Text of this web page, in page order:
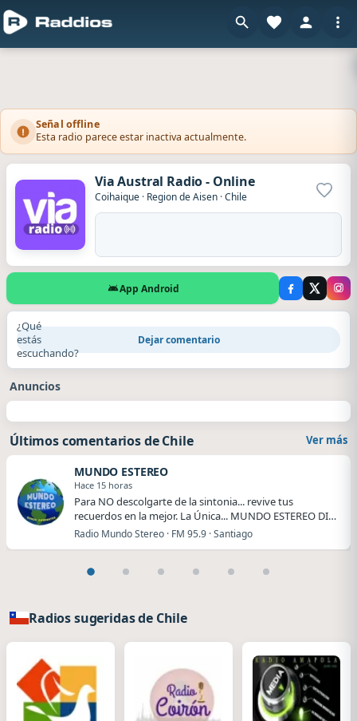
Señal offline
Esta radio parece estar inactiva actualmente.
Via Austral Radio - Online
Coihaique · Region de Aisen ·Chile
App Android
¿Qué
estás
escuchando?
Dejar comentario
Anuncios
Últimos comentarios de Chile Ver más
MUNDO ESTEREO
Hace 15 horas
Para NO descolgarte de la sintonia... revive tus
recuerdos en la mejor. La Única... MUNDO ESTEREO DI…
Radio Mundo Stereo · FM 95.9 · Santiago
Radios sugeridas de Chile